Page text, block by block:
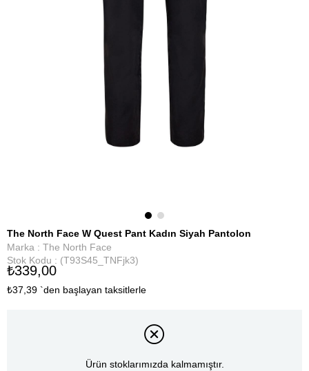
The North Face W Quest Pant Kadın Siyah Pantolon
Marka : The North Face
Stok Kodu
(T93S45_TNFjk3)
₺339,00
₺37,39 `den başlayan taksitlerle
Ürün stoklarımızda kalmamıştır.